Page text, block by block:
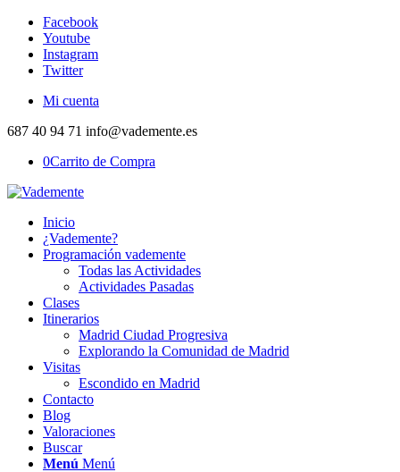
Facebook
Youtube
Instagram
Twitter
Mi cuenta
687 40 94 71 info@vademente.es
0Carrito de Compra
Inicio
¿Vademente?
Programación vademente
Todas las Actividades
Actividades Pasadas
Clases
Itinerarios
Madrid Ciudad Progresiva
Explorando la Comunidad de Madrid
Visitas
Escondido en Madrid
Contacto
Blog
Valoraciones
Buscar
Menú Menú